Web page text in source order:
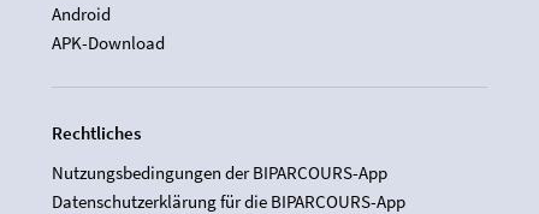
Android
APK-Download
Rechtliches
Nutzungsbedingungen der BIPARCOURS-App
Datenschutzerklärung für die BIPARCOURS-App